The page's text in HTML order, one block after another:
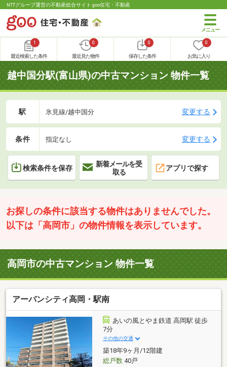
NTTグループ運営の不動産総合サイト goo住宅・不動産
1
最近検索した条件
0
最近見た物件
0
保存した条件
0
お気に入り
越中国分駅(富山県)の中古マンション 物件一覧
駅 氷見線/越中国分 変更する
条件 指定なし 変更する
検索条件を保存
新着メールを受
取る
アプリで探す
お探しの条件に該当する物件はありませんでした。
以下は「高岡市」の物件情報を表示しています。
高岡市の中古マンション 物件一覧
アーバンシティ高岡・駅南
あいの風とやま鉄道 高岡駅 徒歩
7分
その他の交通
築18年9ヶ月/12階建
総戸数40戸